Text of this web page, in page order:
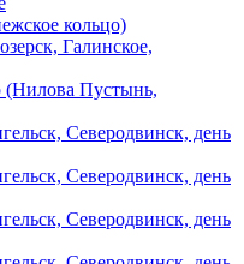
кольцо)
Галинское,
(Нилова Пустынь,
Северодвинск, день
Северодвинск, день
Северодвинск, день